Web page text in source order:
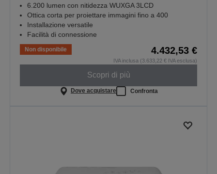
6.200 lumen con nitidezza WUXGA 3LCD
Ottica corta per proiettare immagini fino a 400
Installazione versatile
Facilità di connessione
Non disponibile 4.432,53 €
IVA inclusa (3.633,22 € IVA esclusa)
Scopri di più
Dove acquistare Confronta